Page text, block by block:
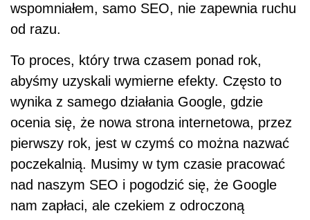
wspomniałem, samo SEO, nie zapewnia ruchu
od razu.
To proces, który trwa czasem ponad rok,
abyśmy uzyskali wymierne efekty. Często to
wynika z samego działania Google, gdzie
ocenia się, że nowa strona internetowa, przez
pierwszy rok, jest w czymś co można nazwać
poczekalnią. Musimy w tym czasie pracować
nad naszym SEO i pogodzić się, że Google
nam zapłaci, ale czekiem z odroczoną